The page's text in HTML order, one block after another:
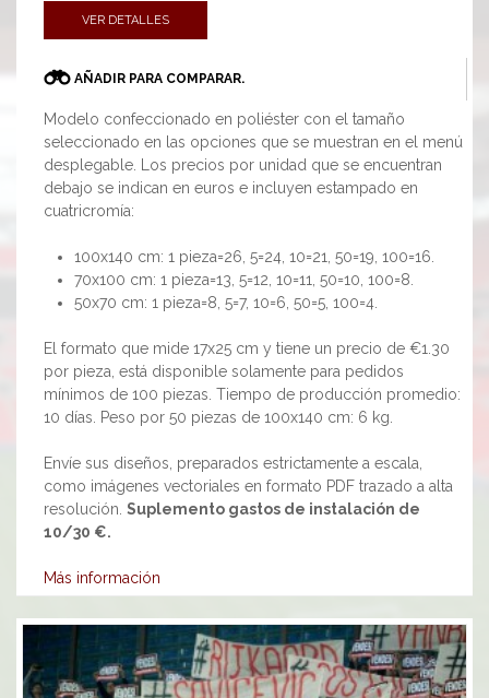
VER DETALLES
AÑADIR PARA COMPARAR.
Modelo confeccionado en poliéster con el tamaño
seleccionado en las opciones que se muestran en el menú
desplegable. Los precios por unidad que se encuentran
debajo se indican en euros e incluyen estampado en
cuatricromía:
100x140 cm: 1 pieza=26, 5=24, 10=21, 50=19, 100=16.
70x100 cm: 1 pieza=13, 5=12, 10=11, 50=10, 100=8.
50x70 cm: 1 pieza=8, 5=7, 10=6, 50=5, 100=4.
El formato que mide 17x25 cm y tiene un precio de €1.30
por pieza, está disponible solamente para pedidos
mínimos de 100 piezas. Tiempo de producción promedio:
10 días. Peso por 50 piezas de 100x140 cm: 6 kg.
Envíe sus diseños, preparados estrictamente a escala,
como imágenes vectoriales en formato PDF trazado a alta
resolución. Suplemento gastos de instalación de
10/30 €.
Más información